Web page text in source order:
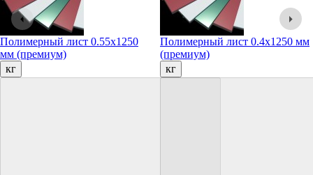
Полимерный лист 0.55х1250
мм (премиум)
кг
Полимерный лист 0.4х1250 мм
(премиум)
кг